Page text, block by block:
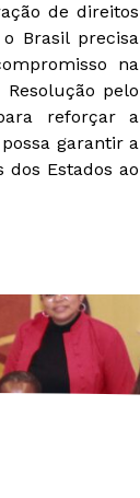
de direitos
Brasil precisa
na
pelo
reforçar a
garantir a
Estados ao